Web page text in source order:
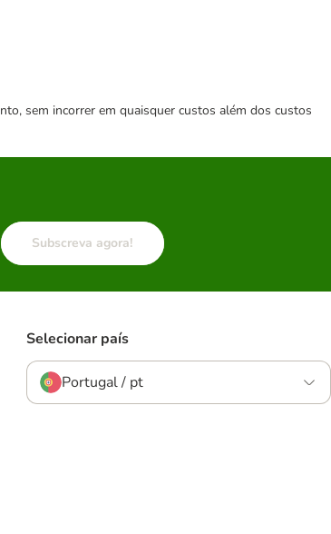
sem incorrer em quaisquer custos além dos custos
Subscreva agora!
Selecionar país
Portugal / pt